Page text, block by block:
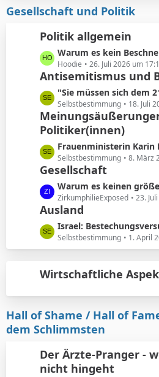
e
t
r
ä
g
e
t
e
B
e
i
t
r
ä
g
e
Gesellschaft und Politik
Politik allgemein
L
e
t
z
t
e
B
e
i
r
ä
g
e
Warum es kein Beschneidungsverbot in absehbarer
Hoodie 26. Juli 2026 um
Antisemitismus und
L
e
t
z
e
B
e
i
r
ä
g
e
"Sie müssen sich dem
Selbstbestimmung 18. Juli
Politiker(innen)
L
e
t
z
t
e
e
r
ä
g
Frauenministerin Karin Prien: Gleichberechtigung sei
Selbstbestimmung 8. März
Gesellschaft
L
e
t
z
t
e
e
t
r
ä
g
Warum es keinen größeren Aufschrei
ZirkumphilieExposed 23.
Ausland
L
e
t
t
B
e
t
r
ä
g
Israel: Bestechungsversuch,
Selbstbestimmung 1. April
Wirtschaftliche
Hall of Shame / Hall of
dem Schlimmsten
Der Ärzte-Pranger -
nicht hingeht